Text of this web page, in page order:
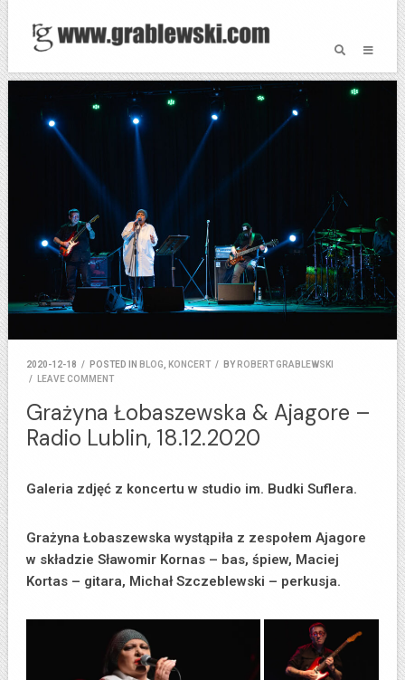
2020-12-18 / POSTED IN BLOG, KONCERT / BY ROBERT GRABLEWSKI
/
LEAVE COMMENT
Grażyna Łobaszewska & Ajagore –
Radio Lublin, 18.12.2020
Galeria zdjęć z koncertu w studio im. Budki Suflera.
Grażyna Łobaszewska wystąpiła z zespołem Ajagore
w składzie Sławomir Kornas – bas, śpiew, Maciej
Kortas – gitara, Michał Szczeblewski – perkusja.